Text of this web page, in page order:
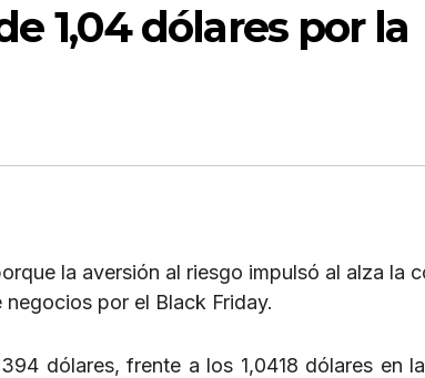
1,04 dólares por la
la aversión al riesgo impulsó al alza la
por el Black Friday.
dólares, frente a los 1,0418 dólares en